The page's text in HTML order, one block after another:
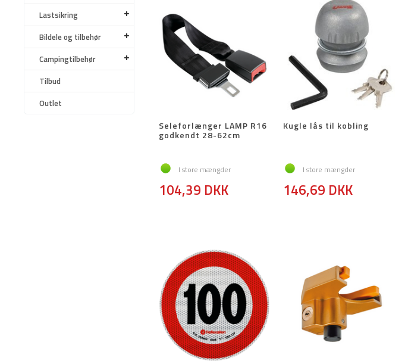
Lastsikring
Bildele og tilbehør
Campingtilbehør
Tilbud
Outlet
Seleforlænger LAMP R16
godkendt 28-62cm
I store mængder
104,39 DKK
Kugle lås til kobling
I store mængder
146,69 DKK